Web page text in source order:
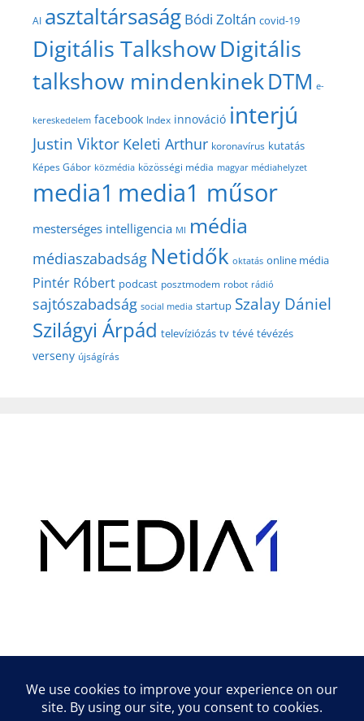
AI asztaltársaság Bódi Zoltán covid-19
Digitális TalkshowDigitális
talkshow mindenkinekDTM e-
kereskedelem facebook Index innováció interjú
Justin Viktor Keleti Arthur koronavírus kutatás
Képes Gábor közmédia közösségi média magyar médiahelyzet
media1 media1 műsor
mesterséges intelligencia MI média
médiaszabadság Netidők oktatás online média
Pintér Róbert podcast posztmodem robot rádió
sajtószabadság social media startup Szalay Dániel
Szilágyi Árpád televíziózás tv tévé tévézés
verseny újságírás